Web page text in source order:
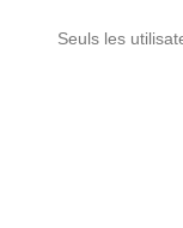
Seuls les